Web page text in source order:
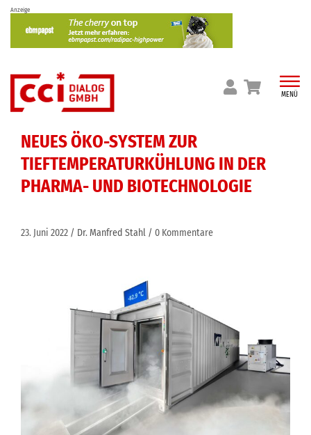
Skip
content
Anzeige
MENÜ
NEUES ÖKO-SYSTEM ZUR
TIEFTEMPERATURKÜHLUNG IN DER
PHARMA- UND BIOTECHNOLOGIE
23. Juni 2022 Dr. Manfred Stahl 0 Kommentare